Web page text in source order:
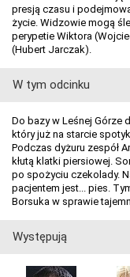
presją czasu i
życie. Widzowie mogą
perypetie Wiktora
(Hubert Jarczak).
W tym odcinku
Do bazy w Leśnej Górze
który już na starcie
Podczas dyżuru zespół
kłutą klatki piersiowej.
po spożyciu czekolady.
pacjentem jest... pies.
Borsuka w sprawie
Występują